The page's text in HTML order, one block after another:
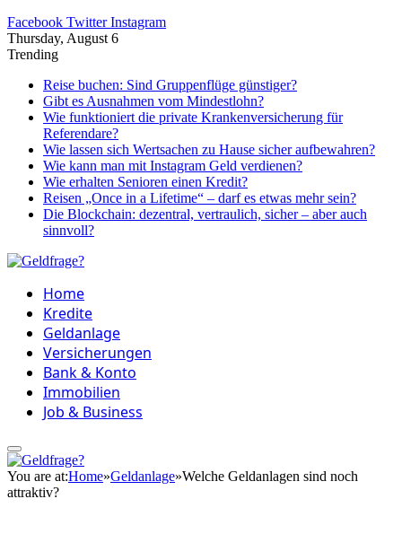
Facebook Twitter Instagram
Thursday, August 6
Trending
Reise buchen: Sind Gruppenflüge günstiger?
Gibt es Ausnahmen vom Mindestlohn?
Wie funktioniert die private Krankenversicherung für
Referendare?
Wie lassen sich Wertsachen zu Hause sicher aufbewahren?
Wie kann man mit Instagram Geld verdienen?
Wie erhalten Senioren einen Kredit?
Reisen „Once in a Lifetime“ – darf es etwas mehr sein?
Die Blockchain: dezentral, vertraulich, sicher – aber auch
sinnvoll?
Home
Kredite
Geldanlage
Versicherungen
Bank & Konto
Immobilien
Job & Business
You are at:Home»Geldanlage»Welche Geldanlagen sind noch
attraktiv?